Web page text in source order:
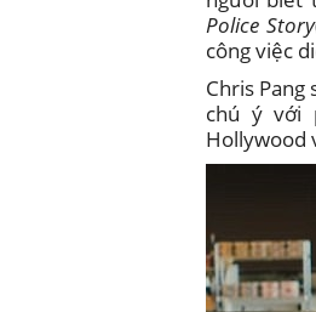
Police Story
công việc
Chris
chú ý với
Hollywood